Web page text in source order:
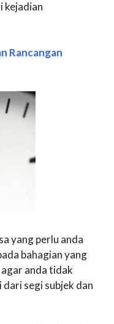
kejadian
Rancangan
yang perlu anda
bahagian yang
anda tidak
segi subjek dan